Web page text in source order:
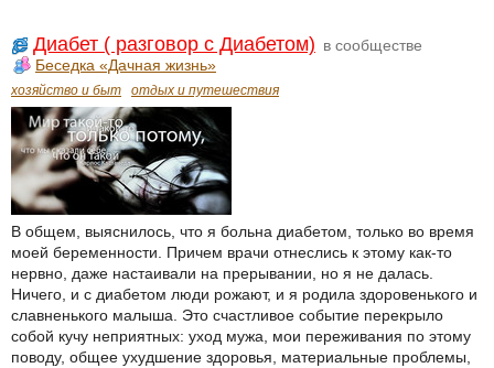
Диабет ( разговор с Диабетом) в сообществе
Беседка «Дачная жизнь»
хозяйство и быт отдых и путешествия
В общем, выяснилось, что я больна диабетом, только во время
моей беременности. Причем врачи отнеслись к этому как-то
нервно, даже настаивали на прерывании, но я не далась.
Ничего, и с диабетом люди рожают, и я родила здоровенького и
славненького малыша. Это счастливое событие перекрыло
собой кучу неприятных: уход мужа, мои переживания по этому
поводу, общее ухудшение здоровья, материальные проблемы,